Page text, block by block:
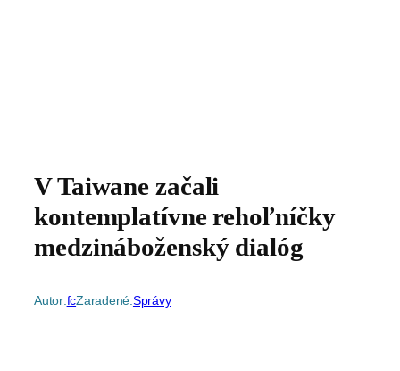
V Taiwane začali
kontemplatívne rehoľníčky
medzináboženský dialóg
Autor:fcZaradené:Správy